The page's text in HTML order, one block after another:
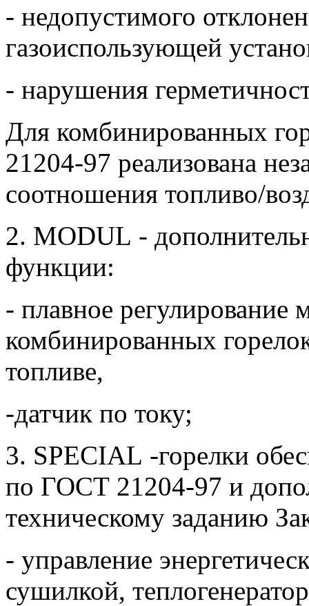
- недопустимого
газоиспользующей
- нарушения
Для комбинированных
21204-97 реализована
соотношения топливо/
2. MODUL -
функции:
- плавное регулирование
комбинированных
топливе,
-датчик по току;
3. SPECIAL -горелки
по ГОСТ 21204-97 и
техническому заданию
- управление
сушилкой,